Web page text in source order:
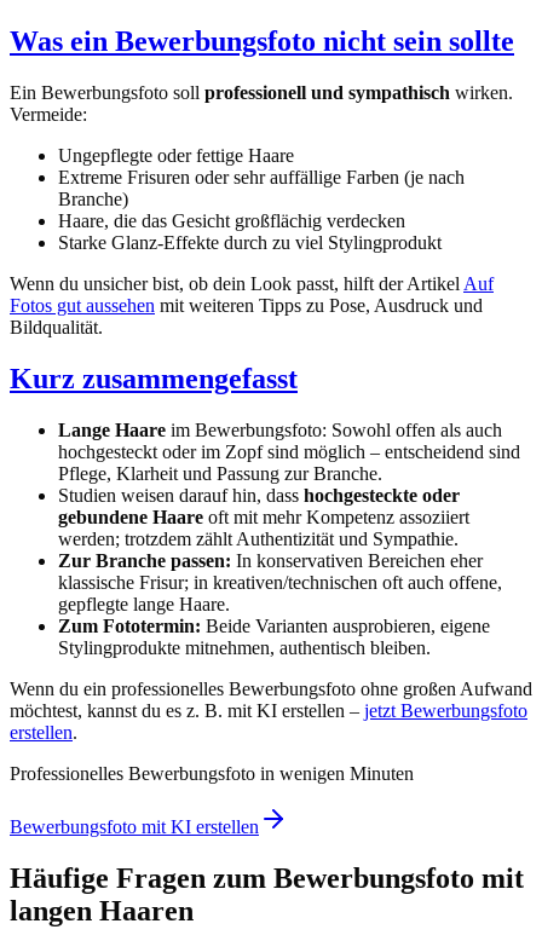
Was ein Bewerbungsfoto nicht sein sollte
Ein Bewerbungsfoto soll professionell und sympathisch wirken.
Vermeide:
Ungepflegte oder fettige Haare
Extreme Frisuren oder sehr auffällige Farben (je nach
Branche)
Haare, die das Gesicht großflächig verdecken
Starke Glanz-Effekte durch zu viel Stylingprodukt
Wenn du unsicher bist, ob dein Look passt, hilft der Artikel Auf
Fotos gut aussehen mit weiteren Tipps zu Pose, Ausdruck und
Bildqualität.
Kurz zusammengefasst
Lange Haare im Bewerbungsfoto: Sowohl offen als auch
hochgesteckt oder im Zopf sind möglich – entscheidend sind
Pflege, Klarheit und Passung zur Branche.
Studien weisen darauf hin, dass hochgesteckte oder
gebundene Haare oft mit mehr Kompetenz assoziiert
werden; trotzdem zählt Authentizität und Sympathie.
Zur Branche passen: In konservativen Bereichen eher
klassische Frisur; in kreativen/technischen oft auch offene,
gepflegte lange Haare.
Zum Fototermin: Beide Varianten ausprobieren, eigene
Stylingprodukte mitnehmen, authentisch bleiben.
Wenn du ein professionelles Bewerbungsfoto ohne großen Aufwand
möchtest, kannst du es z. B. mit KI erstellen – jetzt Bewerbungsfoto
erstellen.
Professionelles Bewerbungsfoto in wenigen Minuten
Bewerbungsfoto mit KI erstellen
Häufige Fragen zum Bewerbungsfoto mit
langen Haaren